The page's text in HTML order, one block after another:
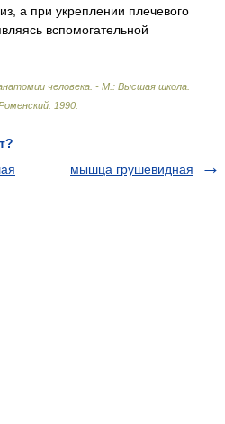
а при укреплении плечевого
вспомогательной
человека. - М.: Высшая школа
1990
мышца грушевидная